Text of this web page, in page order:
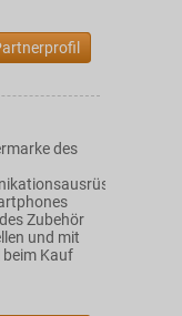
des
Zubehör
und mit
beim Kauf